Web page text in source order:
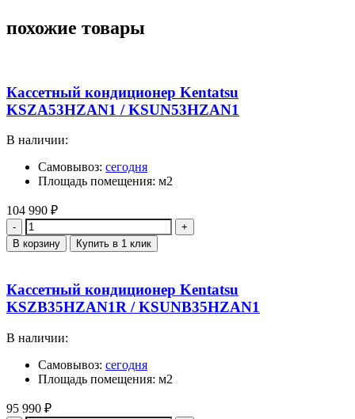
похожие товары
Кассетный кондиционер Kentatsu
KSZA53HZAN1 / KSUN53HZAN1
В наличии:
Самовывоз: сегодня
Площадь помещения: м2
104 990 ₽
Количество
В корзину Купить в 1 клик
Кассетный кондиционер Kentatsu
KSZB35HZAN1R / KSUNB35HZAN1
В наличии:
Самовывоз: сегодня
Площадь помещения: м2
95 990 ₽